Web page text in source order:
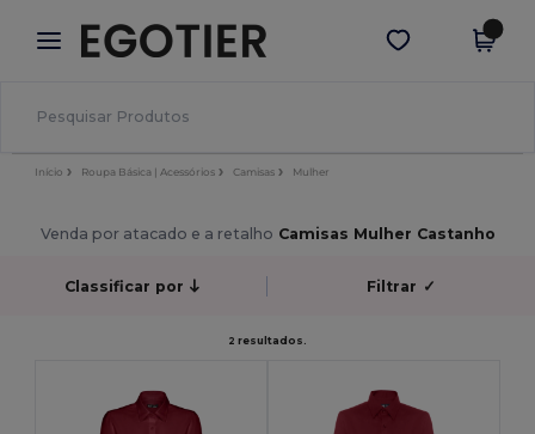
× App Egotier
Melhores preços na app!
Obter app
Início Roupa Básica | Acessórios Camisas Mulher
Venda por atacado e a retalho Camisas Mulher Castanho
Classificar por Filtrar ✓
2 resultados.